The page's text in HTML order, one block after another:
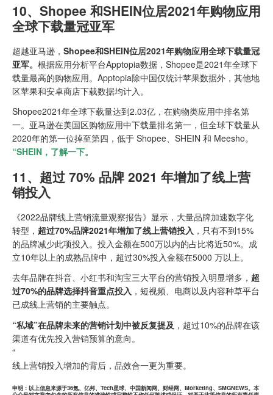
10、 Shopee 和SHEIN位居2021年购物应用
全球下载量冠亚军
超越亚马逊， Shopee和SHEIN位居2021年购物应用全球下载量冠
亚军。 根据应用分析平台Apptopia数据，Shopee是2021年全球下
载量最高的购物应用。Apptopia除中国仅统计苹果数据外，其他地
区苹果和安卓商店下载数据均计入。
Shopee2021年全球下载量达到2.03亿，在购物类应用中排名第
一。亚马逊在美国区购物应用中下载量排名第一，但全球下载量从
2020年的第一位掉至第四，低于 Shopee、SHEIN 和 Meesho。
“SHEIN，了解一下。
11、超过 70% 品牌 2021 年增加了线上营
销投入
《2022品牌线上营销流量观察报告》显示，大量品牌加速数字化
转型， 超过70%品牌2021年增加了线上营销投入 ，只有不到15%
的品牌减少此项投入。投入金额在500万以内的占比将近50%。成
立10年以上的成熟品牌中，超过30%投入金额在5000 万以上。
去年品牌在抖音、小红书和淘宝三大平台的营销投入明显增多， 超
过70%的品牌选择抖音重点投入 ，短视频、电商以及内容种草平台
已成线上营销的主要触点。
“私域”在品牌未来的营销计划中被反复提及 ，超过10%的品牌在该
渠道有优先投入营销预算的意向。
“
线上营销投入增加的背后，品效合一更为重要。
申明：以上信息来源于36氪、亿邦、Tech星球、中国新闻网、财经网、Morketing、SMGNEWS。本